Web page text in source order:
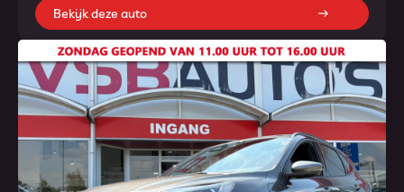
Bekijk deze auto